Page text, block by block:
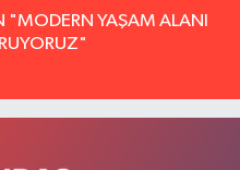
"MODERN YAŞAM ALANI